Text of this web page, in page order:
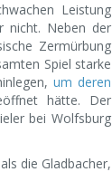
Leistung
nicht. Neben der
Zermürbung
Spiel starke
um deren
hätte. Der
bei Wolfsburg
die Gladbacher,